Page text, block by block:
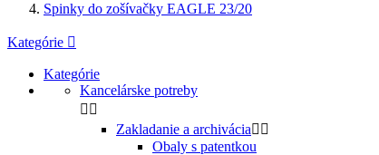
Spinky do zošívačky EAGLE 23/20
Kategórie 
Kategórie
Kancelárske potreby
 
Zakladanie a archivácia 
Obaly s patentkou